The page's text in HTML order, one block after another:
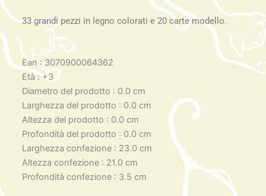
33 grandi pezzi in legno colorati e 20 carte modello.
Ean : 3070900064362
Età : +3
Diametro del prodotto : 0.0 cm
Larghezza del prodotto : 0.0 cm
Altezza del prodotto : 0.0 cm
Profondità del prodotto : 0.0 cm
Larghezza confezione : 23.0 cm
Altezza confezione : 21.0 cm
Profondità confezione : 3.5 cm